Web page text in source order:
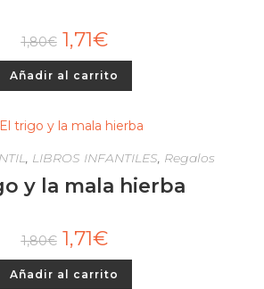
1,80€ 1,71€
Añadir al carrito
, LIBROS INFANTILES, Regalos
y la mala hierba
1,80€ 1,71€
Añadir al carrito